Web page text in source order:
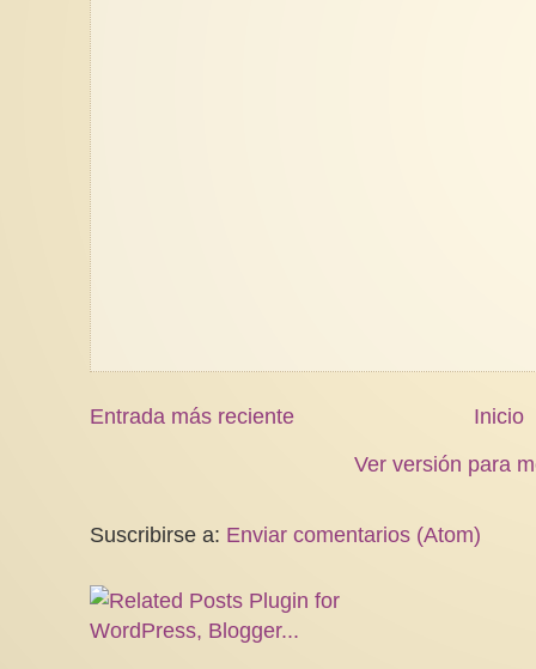
Entrada más reciente
Inicio
Ver versión para
Suscribirse a: Enviar comentarios (Atom)